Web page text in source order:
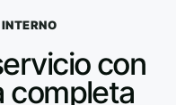
con
completa